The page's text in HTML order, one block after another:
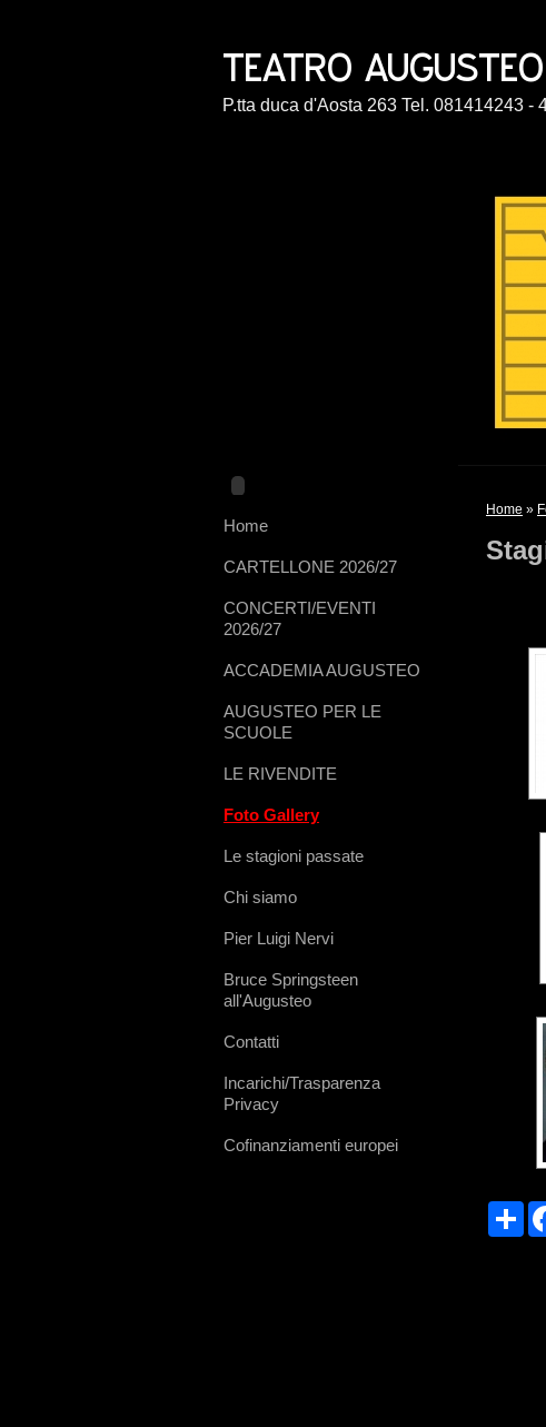
P.tta duca d'Aosta 263 Tel. 081414243
Home
CARTELLONE 2026/27
CONCERTI/EVENTI
2026/27
ACCADEMIA AUGUSTEO
AUGUSTEO PER LE
SCUOLE
LE RIVENDITE
Foto Gallery
Le stagioni passate
Chi siamo
Pier Luigi Nervi
Bruce Springsteen
all'Augusteo
Contatti
Incarichi/Trasparenza
Privacy
Cofinanziamenti europei
Home »